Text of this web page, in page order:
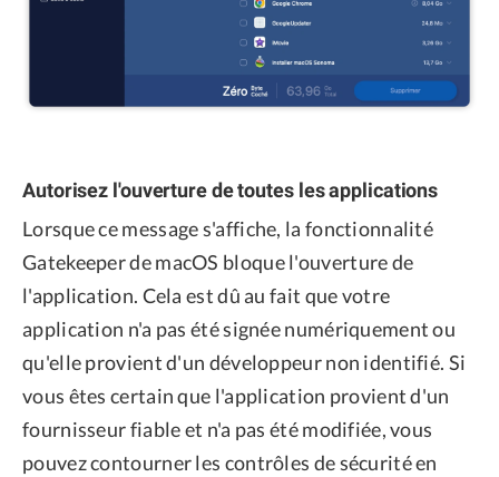
Autorisez l'ouverture de toutes les applications
Lorsque ce message s'affiche, la fonctionnalité
Gatekeeper de macOS bloque l'ouverture de
l'application. Cela est dû au fait que votre
application n'a pas été signée numériquement ou
qu'elle provient d'un développeur non identifié. Si
vous êtes certain que l'application provient d'un
fournisseur fiable et n'a pas été modifiée, vous
pouvez contourner les contrôles de sécurité en